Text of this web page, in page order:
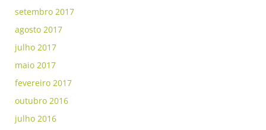
setembro 2017
agosto 2017
julho 2017
maio 2017
fevereiro 2017
outubro 2016
julho 2016